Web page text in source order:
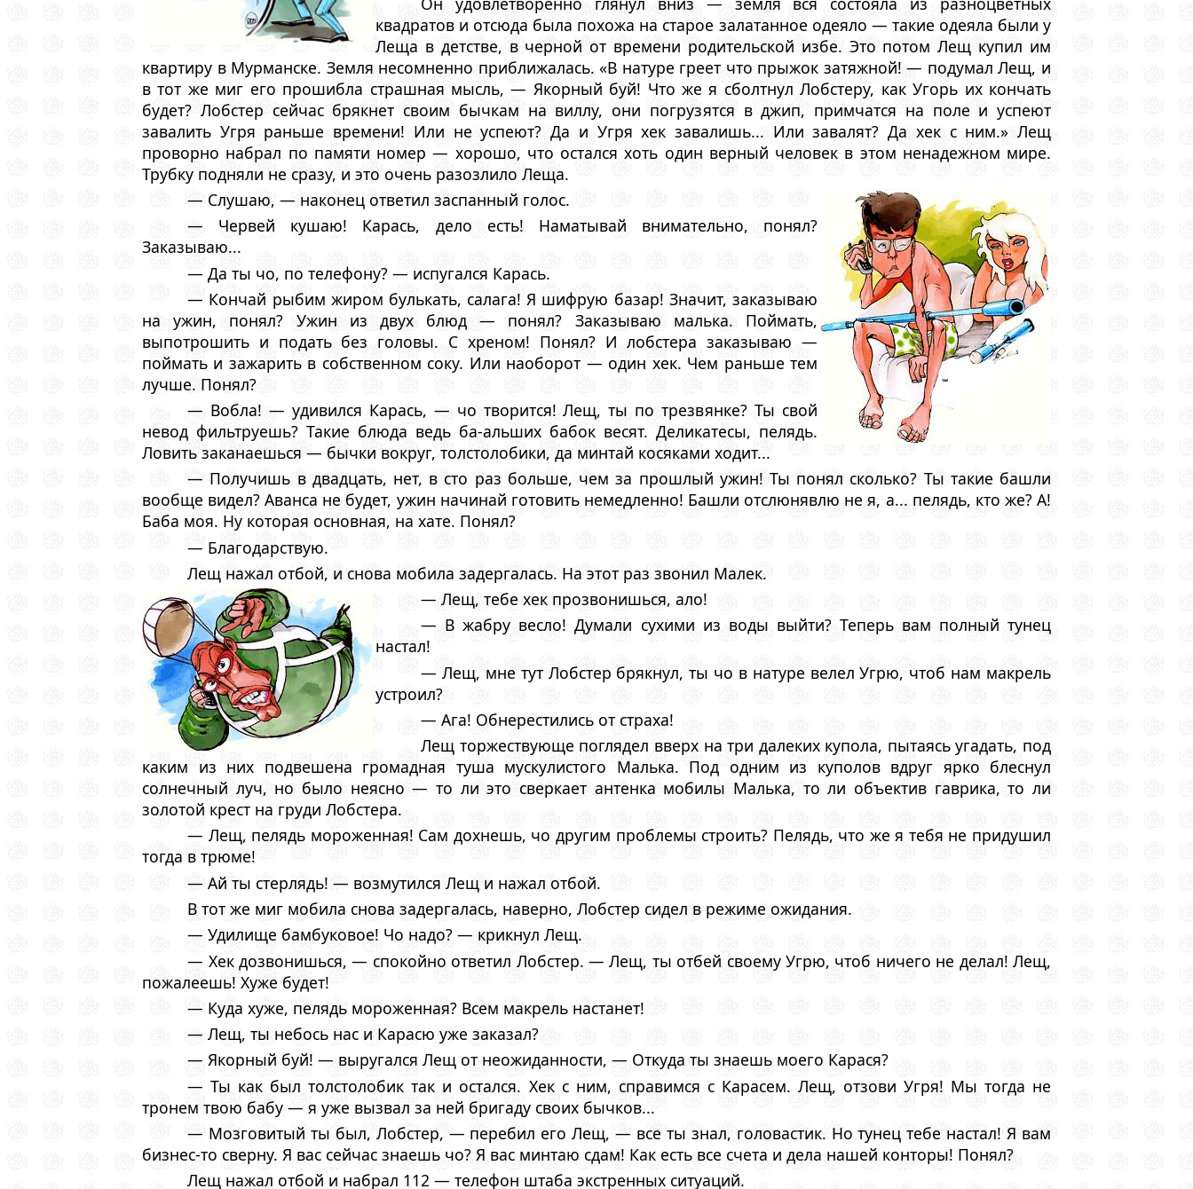
квадратов и отсюда была похожа на старое залатанное одеяло — такие одеяла были у
Леща в детстве, в черной от времени родительской избе. Это потом Лещ купил им
квартиру в Мурманске. Земля несомненно приближалась. «В натуре греет что прыжок затяжной! — подумал Лещ, и
в тот же миг его прошибла страшная мысль, — Якорный буй! Что же я сболтнул Лобстеру, как Угорь их кончать
будет? Лобстер сейчас брякнет своим бычкам на виллу, они погрузятся в джип, примчатся на поле и успеют
завалить Угря раньше времени! Или не успеют? Да и Угря хек завалишь... Или завалят? Да хек с ним.» Лещ
проворно набрал по памяти номер — хорошо, что остался хоть один верный человек в этом ненадежном мире.
Трубку подняли не сразу, и это очень разозлило Леща.
— Слушаю, — наконец ответил заспанный голос.
— Червей кушаю! Карась, дело есть! Hаматывай внимательно, понял?
Заказываю...
— Да ты чо, по телефону? — испугался Карась.
— Кончай рыбим жиром булькать, салага! Я шифрую базар! Значит, заказываю
на ужин, понял? Ужин из двух блюд — понял? Заказываю малька. Поймать,
выпотрошить и подать без головы. С хреном! Понял? И лобстера заказываю —
поймать и зажарить в собственном соку. Или наоборот — один хек. Чем раньше тем
лучше. Понял?
— Вобла! — удивился Карась, — чо творится! Лещ, ты по трезвянке? Ты свой
невод фильтруешь? Такие блюда ведь ба-альших бабок весят. Деликатесы, пелядь.
Ловить заканаешься — бычки вокруг, толстолобики, да минтай косяками ходит...
— Получишь в двадцать, нет, в сто раз больше, чем за прошлый ужин! Ты понял сколько? Ты такие башли
вообще видел? Аванса не будет, ужин начинай готовить немедленно! Башли отслюнявлю не я, а... пелядь, кто же? А!
Баба моя. Hу которая основная, на хате. Понял?
— Благодарствую.
Лещ нажал отбой, и снова мобила задергалась. Hа этот раз звонил Малек.
— Лещ, тебе хек прозвонишься, ало!
— В жабру весло! Думали сухими из воды выйти? Теперь вам полный тунец
настал!
— Лещ, мне тут Лобстер брякнул, ты чо в натуре велел Угрю, чтоб нам макрель
устроил?
— Ага! Обнерестились от страха!
Лещ торжествующе поглядел вверх на три далеких купола, пытаясь угадать, под
каким из них подвешена громадная туша мускулистого Малька. Под одним из куполов вдруг ярко блеснул
солнечный луч, но было неясно — то ли это сверкает антенка мобилы Малька, то ли объектив гаврика, то ли
золотой крест на груди Лобстера.
— Лещ, пелядь мороженная! Сам дохнешь, чо другим проблемы строить? Пелядь, что же я тебя не придушил
тогда в трюме!
— Ай ты стерлядь! — возмутился Лещ и нажал отбой.
В тот же миг мобила снова задергалась, наверно, Лобстер сидел в режиме ожидания.
— Удилище бамбуковое! Чо надо? — крикнул Лещ.
— Хек дозвонишься, — спокойно ответил Лобстер. — Лещ, ты отбей своему Угрю, чтоб ничего не делал! Лещ,
пожалеешь! Хуже будет!
— Куда хуже, пелядь мороженная? Всем макрель настанет!
— Лещ, ты небось нас и Карасю уже заказал?
— Якорный буй! — выругался Лещ от неожиданности, — Откуда ты знаешь моего Карася?
— Ты как был толстолобик так и остался. Хек с ним, справимся с Карасем. Лещ, отзови Угря! Мы тогда не
тронем твою бабу — я уже вызвал за ней бригаду своих бычков...
— Мозговитый ты был, Лобстер, — перебил его Лещ, — все ты знал, головастик. Hо тунец тебе настал! Я вам
бизнес-то сверну. Я вас сейчас знаешь чо? Я вас минтаю сдам! Как есть все счета и дела нашей конторы! Понял?
Лещ нажал отбой и набрал 112 — телефон штаба экстренных ситуаций.